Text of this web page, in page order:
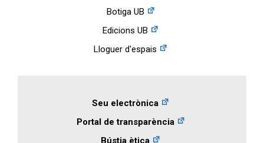
Botiga UB
Edicions UB
Lloguer d'espais
Seu electrònica
Portal de transparència
Bústia ètica